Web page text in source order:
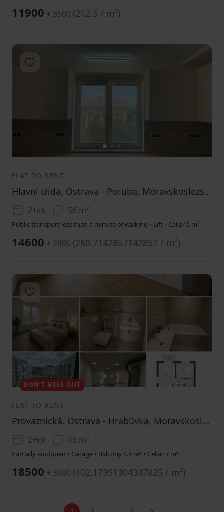
11900 + 3500 (212.5 / m²)
12 3
Add to favorites
FLAT TO RENT
Hlavní třída, Ostrava - Poruba, Moravskoslezský Region
2+kk 56 m²
Public transport less than a minute of walking • Lift • Cellar 5 m²
14600 + 2800 (260.7142857142857 / m²)
12 3
Add to favorites
DON’T MISS OUT
FLAT TO RENT
Provaznická, Ostrava - Hrabůvka, Moravskoslezský Region
2+kk 46 m²
Partially equipped • Garage • Balcony 4.5 m² • Cellar 7 m²
18500 + 3300 (402.17391304347825 / m²)